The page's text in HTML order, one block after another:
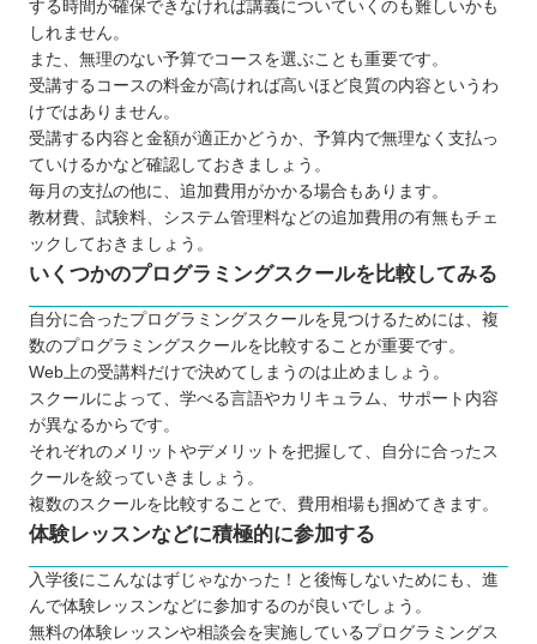
つけよう
する時間が確保できなければ講義についていくのも難しいかも
しれません。
また、無理のない予算でコースを選ぶことも重要です。
受講するコースの料金が高ければ高いほど良質の内容というわ
けではありません。
受講する内容と金額が適正かどうか、予算内で無理なく支払っ
ていけるかなど確認しておきましょう。
毎月の支払の他に、追加費用がかかる場合もあります。
教材費、試験料、システム管理料などの追加費用の有無もチェ
ックしておきましょう。
いくつかのプログラミングスクールを比較してみる
自分に合ったプログラミングスクールを見つけるためには、複
数のプログラミングスクールを比較することが重要です。
Web上の受講料だけで決めてしまうのは止めましょう。
スクールによって、学べる言語やカリキュラム、サポート内容
が異なるからです。
それぞれのメリットやデメリットを把握して、自分に合ったス
クールを絞っていきましょう。
複数のスクールを比較することで、費用相場も掴めてきます。
体験レッスンなどに積極的に参加する
入学後にこんなはずじゃなかった！と後悔しないためにも、進
んで体験レッスンなどに参加するのが良いでしょう。
無料の体験レッスンや相談会を実施しているプログラミングス